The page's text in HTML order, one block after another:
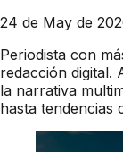
24 de May de
Periodista con
redacción digital.
la narrativa
hasta tendencias